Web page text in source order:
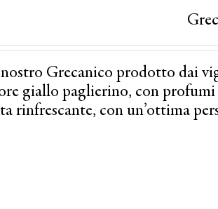
Grecanico prodotto dai
giallo paglierino, con
rinfrescante, con un’ottima